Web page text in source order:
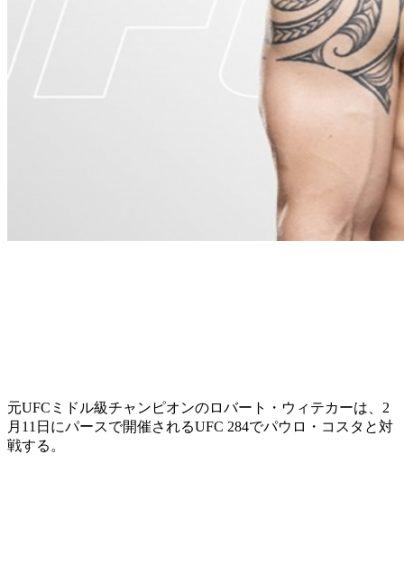
元UFCミドル級チャンピオンのロバート・ウィテカーは、2
月11日にパースで開催されるUFC 284でパウロ・コスタと対
戦する。